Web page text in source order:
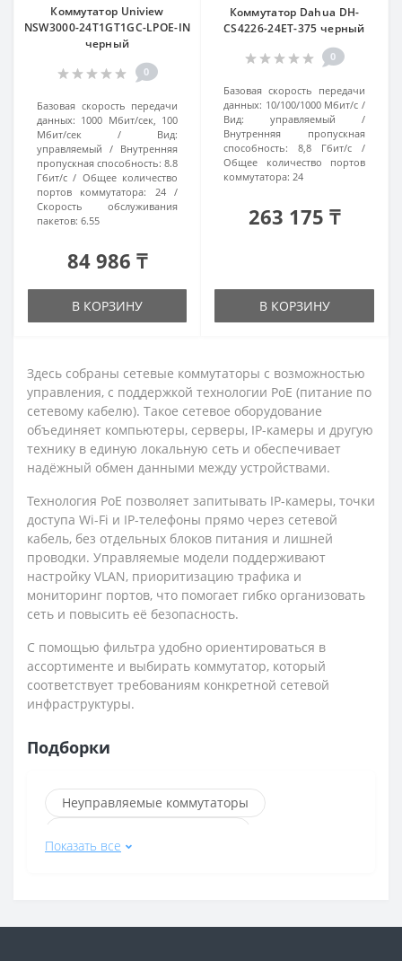
Коммутатор Uniview
NSW3000-24T1GT1GC-LPOE-IN
черный
0
Базовая скорость передачи
данных: 1000 Мбит/сек, 100
Мбит/сек
Вид:
управляемый
Внутренняя
пропускная способность: 8.8
Гбит/с
Общее количество
портов коммутатора:
24
Скорость обслуживания
пакетов: 6.55
84 986 ₸
В КОРЗИНУ
Коммутатор Dahua DH-
CS4226-24ET-375 черный
0
Базовая скорость передачи
данных: 10/100/1000 Мбит/с
Вид:
управляемый
Внутренняя пропускная
способность:
8,8 Гбит/с
Общее количество портов
коммутатора: 24
263 175 ₸
В КОРЗИНУ
Здесь собраны сетевые коммутаторы с возможностью
управления, с поддержкой технологии PoE (питание по
сетевому кабелю). Такое сетевое оборудование
объединяет компьютеры, серверы, IP-камеры и другую
технику в единую локальную сеть и обеспечивает
надёжный обмен данными между устройствами.
Технология PoE позволяет запитывать IP-камеры, точки
доступа Wi-Fi и IP-телефоны прямо через сетевой
кабель, без отдельных блоков питания и лишней
проводки. Управляемые модели поддерживают
настройку VLAN, приоритизацию трафика и
мониторинг портов, что помогает гибко организовать
сеть и повысить её безопасность.
С помощью фильтра удобно ориентироваться в
ассортименте и выбирать коммутатор, который
соответствует требованиям конкретной сетевой
инфраструктуры.
Подборки
Неуправляемые коммутаторы
Показать все